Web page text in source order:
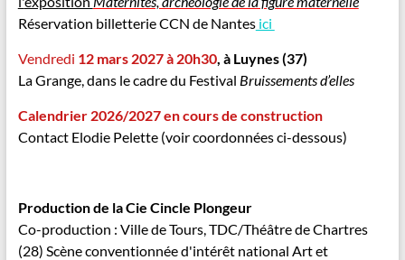
Réservation billetterie CCN de Nantesici
Vendredi 12 mars 2027 à 20h30, à Luynes (37)
La Grange, dans le cadre du Festival Bruissements d’elles
Calendrier 2026/2027 en cours de construction
Contact Elodie Pelette (voir coordonnées ci-dessous)
Productionde la Cie Cincle Plongeur
Co-production : Ville de Tours, TDC/Théâtre de Chartres
(28) Scène conventionnée d'intérêt national Art et